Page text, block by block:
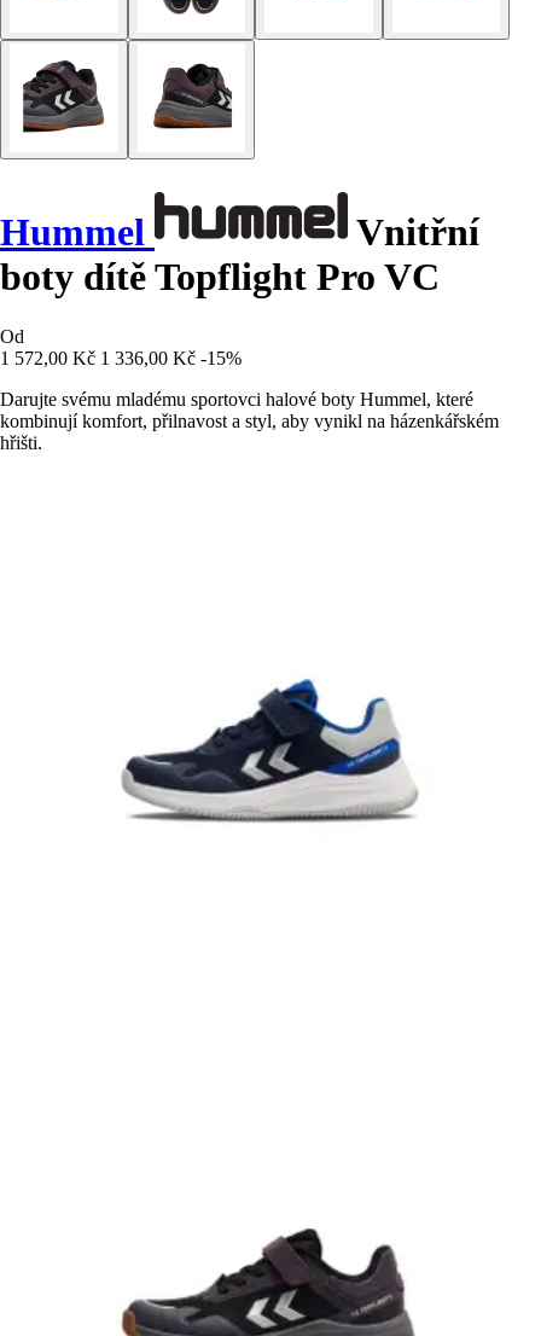
Hummel
Vnitřní
boty dítě Topflight Pro VC
Od
1 572,00 Kč 1 336,00 Kč -15%
Darujte svému mladému sportovci halové boty Hummel, které
kombinují komfort, přilnavost a styl, aby vynikl na házenkářském
hřišti.